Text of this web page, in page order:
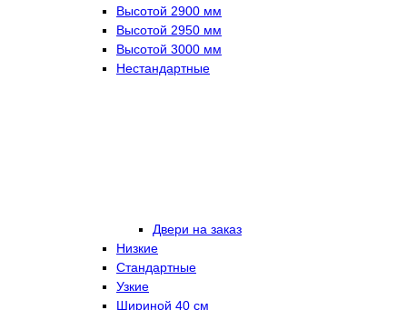
Высотой 2900 мм
Высотой 2950 мм
Высотой 3000 мм
Нестандартные
Двери на заказ
Низкие
Стандартные
Узкие
Шириной 40 см